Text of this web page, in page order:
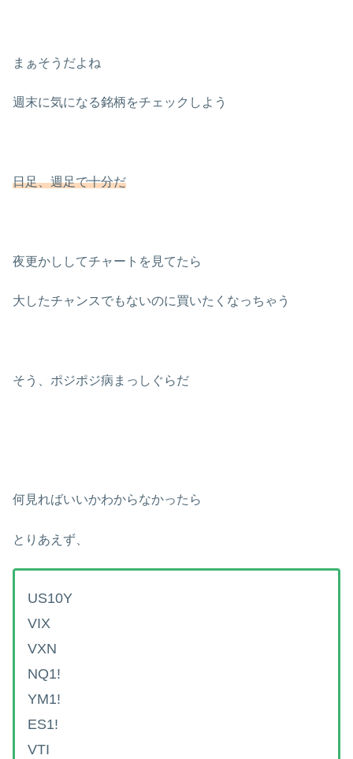
まぁそうだよね
週末に気になる銘柄をチェックしよう
日足、週足で十分だ
夜更かししてチャートを見てたら
大したチャンスでもないのに買いたくなっちゃう
そう、ポジポジ病まっしぐらだ
何見ればいいかわからなかったら
とりあえず、
US10Y
VIX
VXN
NQ1!
YM1!
ES1!
VTI